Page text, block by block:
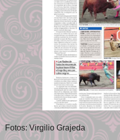
Fotos: Virgilio Grajeda